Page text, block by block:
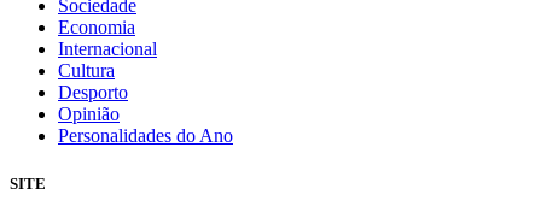
Sociedade
Economia
Internacional
Cultura
Desporto
Opinião
Personalidades do Ano
SITE